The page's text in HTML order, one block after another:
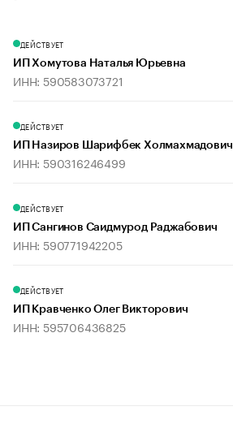
ДЕЙСТВУЕТ
ИП Хомутова Наталья Юрьевна
ИНН: 590583073721
ДЕЙСТВУЕТ
ИП Назиров Шарифбек Холмахмадович
ИНН: 590316246499
ДЕЙСТВУЕТ
ИП Сангинов Саидмурод Раджабович
ИНН: 590771942205
ДЕЙСТВУЕТ
ИП Кравченко Олег Викторович
ИНН: 595706436825